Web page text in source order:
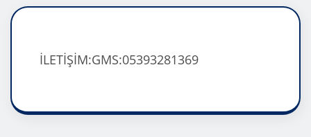
İLETİŞİM:GMS:05393281369